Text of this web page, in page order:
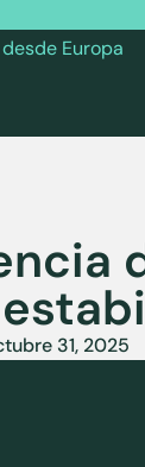
Europa
31, 2025